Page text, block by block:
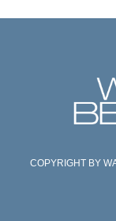
COPYRIGHT BY